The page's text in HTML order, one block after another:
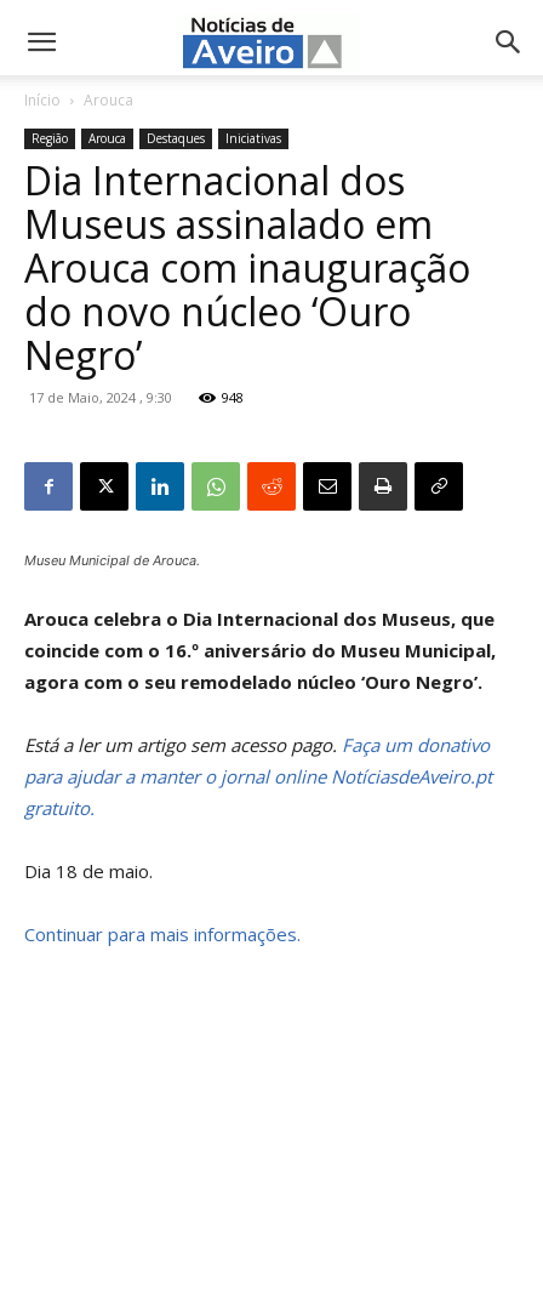
NotíciasdeAveiro.pt
Início Arouca
Região Arouca Destaques Iniciativas
Dia Internacional dos
Museus assinalado em
Arouca com inauguração
do novo núcleo ‘Ouro
Negro’
17 de Maio, 2024 , 9:30 948
Museu Municipal de Arouca.
Arouca celebra o Dia Internacional dos Museus, que
coincide com o 16.º aniversário do Museu Municipal,
agora com o seu remodelado núcleo ‘Ouro Negro’.
Está a ler um artigo sem acesso pago. Faça um donativo
para ajudar a manter o jornal online NotíciasdeAveiro.pt
gratuito.
Dia 18 de maio.
Continuar para mais informações.